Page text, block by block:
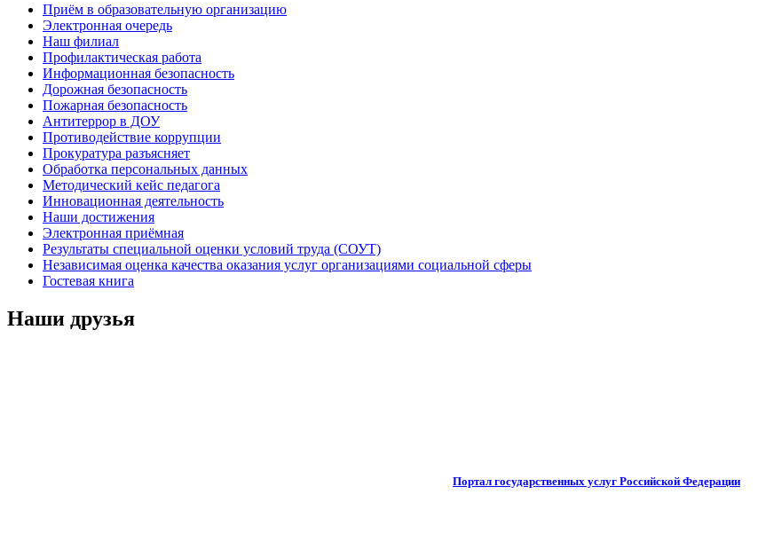
Приём в образовательную организацию
Электронная очередь
Наш филиал
Профилактическая работа
Информационная безопасность
Дорожная безопасность
Пожарная безопасность
Антитеррор в ДОУ
Противодействие коррупции
Прокуратура разъясняет
Обработка персональных данных
Методический кейс педагога
Инновационная деятельность
Наши достижения
Электронная приёмная
Результаты специальной оценки условий труда (СОУТ)
Независимая оценка качества оказания услуг организациями социальной сферы
Гостевая книга
Наши друзья
Портал государственных услуг Российской Федерации